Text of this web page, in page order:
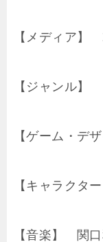
【メディア】
【ジャンル
【ゲーム・デ
【キャラク
【音楽】 関